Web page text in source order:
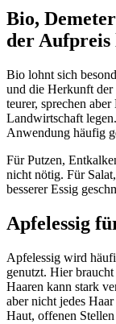
Bio,
der Aufpreis
Bio lohnt sich
und die Herkunft
teurer, sprechen
Landwirtschaft
Anwendung häufig
Für Putzen,
nicht nötig. Für
besserer Essig
Apfelessig
Apfelessig wird
genutzt. Hier
Haaren kann stark
aber nicht jedes
Haut, offenen